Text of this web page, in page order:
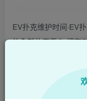
EV扑克维护时间·EV
的全新扑克平台,拥有
们具备完善的国际认
EV扑克|EV扑克官网